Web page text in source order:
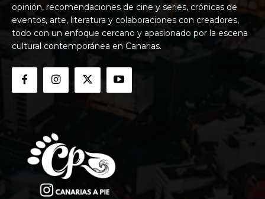
opinión, recomendaciones de cine y series, crónicas de
eventos, arte, literatura y colaboraciones con creadores,
todo con un enfoque cercano y apasionado por la escena
cultural contemporánea en Canarias.